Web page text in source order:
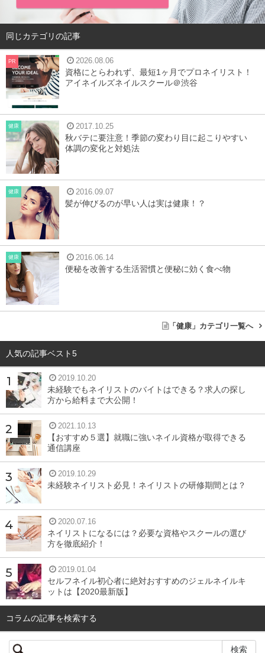
デカフェとは、もともとカフェインが入っている原料から
カフェインを取り除いたものを指します。豆の状態でカフ
ェインを取り除くのですが、除去する方法はいくつか種類
があります。
・有機溶媒抽出
世界で初めてカフェインの除去に成功した方法です。生の
コーヒー豆を有機溶剤に浸し、カフェインを溶かしだす方
法。この方法は、日本では薬品が使用されているため、食
品衛生法によって輸入禁止となっています。
・水抽出
生のコーヒー豆を水に浸してカフェインを抽出する方法で
す。ただ水に浸すだけでは香りや成分が水に移ってしまう
ため、カフェイン以外の成分が含まれた水に浸すことによ
って、カフェインのみを抽出することができます。
・超臨界二酸化炭素抽出
近年主流になってきている抽出方法。二酸化炭素でカフェ
インを抽出する比較的新しい技術で、効率的にカフェイン
を取り除いて、他の成分を壊さないので人気が高いです。
自然界に存在する気体を使用するので、安全性が高いのも
人気の理由です。
なぜ流行したの？
欧米を中心に健康志向なモデルなどが発信し広まっていた
のが、日本にも流れ込んで注目と関心が集まりました。欧
米では、コーヒーの1割がデカフェなぐらいに、デカフェ
の地位が確立されています。
EUではカフェインの含有量がコーヒー豆中0.2％以下、イ
ンスタントでは0.3％以下という規格が設けられています
が、日本にははっきりとした基準がありません。
同じカテゴリの記事
PR 2026.08.06
資格にとらわれず、最短1ヶ月でプロネイリスト！
アイネイルズネイルスクール＠渋谷
健康 2017.10.25
秋バテに要注意！季節の変わり目に起こりやすい
体調の変化と対処法
健康 2016.09.07
髪が伸びるのが早い人は実は健康！？
健康 2016.06.14
便秘を改善する生活習慣と便秘に効く食べ物
「健康」カテゴリ一覧へ
人気の記事ベスト5
2019.10.20
未経験でもネイリストのバイトはできる？求人の探し
方から給料まで大公開！
2021.10.13
【おすすめ５選】就職に強いネイル資格が取得できる
通信講座
2019.10.29
未経験ネイリスト必見！ネイリストの研修期間とは？
2020.07.16
ネイリストになるには？必要な資格やスクールの選び
方を徹底紹介！
2019.01.04
セルフネイル初心者に絶対おすすめのジェルネイルキ
ットは【2020最新版】
コラムの記事を検索する